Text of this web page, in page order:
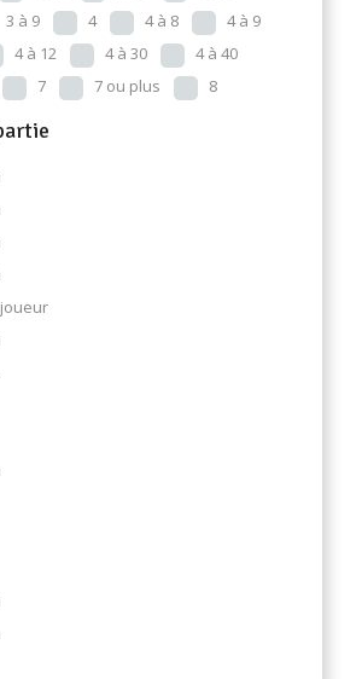
3 à 9 4 4 à 8
4 à 9
4 à 12 4 à 30
4 à 40
7 7 ou plus 8